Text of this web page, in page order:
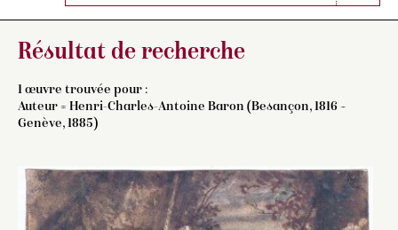
Résultat de recherche
1 œuvre trouvée pour :
Auteur = Henri-Charles-Antoine Baron (Besançon, 1816 –
Genève, 1885)